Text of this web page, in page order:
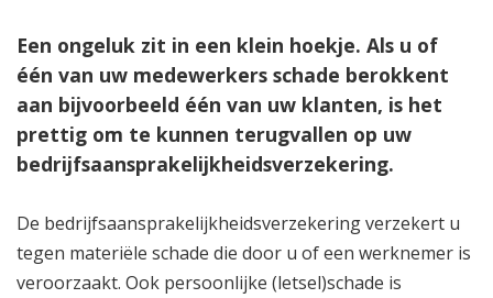
Een ongeluk zit in een klein hoekje. Als u of
één van uw medewerkers schade berokkent
aan bijvoorbeeld één van uw klanten, is het
prettig om te kunnen terugvallen op uw
bedrijfsaansprakelijkheidsverzekering.
De bedrijfsaansprakelijkheidsverzekering verzekert u
tegen materiële schade die door u of een werknemer is
veroorzaakt. Ook persoonlijke (letsel)schade is